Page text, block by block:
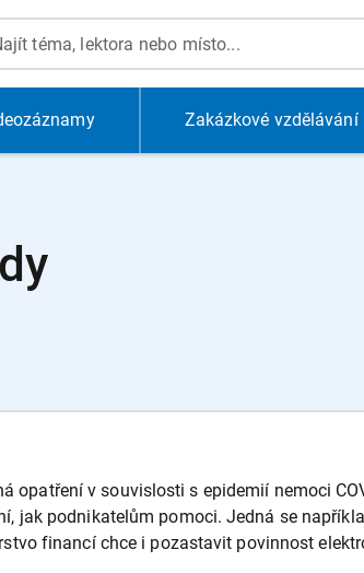
Zakázkové vzdělávání
opatření v souvislosti s epidemií nemoci
jak podnikatelům pomoci. Jedná se
financí chce i pozastavit povinnost